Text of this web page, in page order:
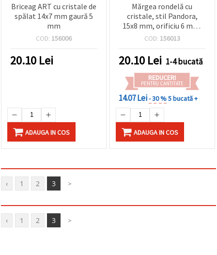
Briceag ART cu cristale de
spălat 14x7 mm gaură 5
mm
COD: 156006
20.10 Lei
ADAUGA IN COS
Mărgea rondelă cu
cristale, stil Pandora,
15x8 mm, orificiu 6 mm,
pentru bijuterii handmade
COD: 156013
20.10 Lei 1-4 bucată
REDUCERI
PENTRU CANTITATE
14.07 Lei- 30 %5 bucată +
ADAUGA IN COS
‹ 1 2 3 >
‹ 1 2 3 >